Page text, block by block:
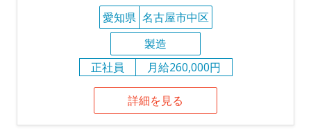
愛知県 名古屋市中区
製造
正社員
月給260,000円
詳細を見る